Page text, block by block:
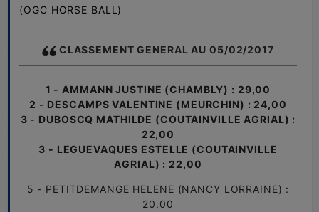
(OGC HORSE BALL)
CLASSEMENT GENERAL AU05/02/2017
1 - AMMANN JUSTINE (CHAMBLY) : 29,00
2 - DESCAMPS VALENTINE (MEURCHIN) : 24,00
3 - DUBOSCQ MATHILDE (COUTAINVILLE AGRIAL) :
22,00
3 - LEGUEVAQUES ESTELLE (COUTAINVILLE
AGRIAL) : 22,00
5 - PETITDEMANGE HELENE (NANCY LORRAINE) :
20,00